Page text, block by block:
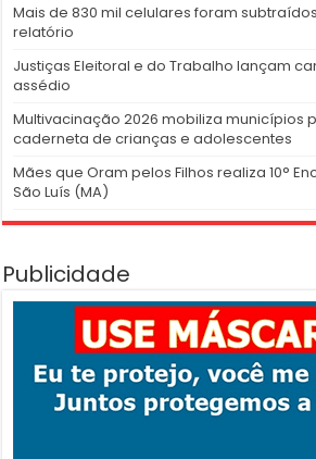
Mais de 830 mil celulares foram
relatório
Justiças Eleitoral e do Trabalho lançam
assédio
Multivacinação 2026 mobiliza municípios
caderneta de crianças e adolescentes
Mães que Oram pelos Filhos realiza 10°
São Luís (MA)
Publicidade